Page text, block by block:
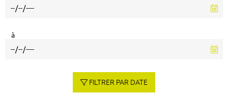
à
FILTRER PAR DATE